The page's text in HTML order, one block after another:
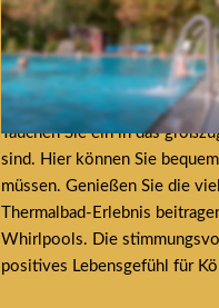
Tauchen Sie ein in das
sind. Hier können Sie
müssen. Genießen Sie die
Thermalbad-Erlebnis
Whirlpools. Die
positives Lebensgefühl für